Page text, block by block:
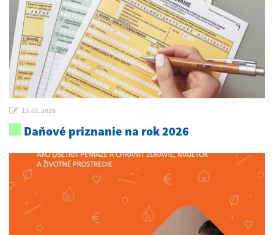
13.01.2026
Daňové priznanie na rok 2026